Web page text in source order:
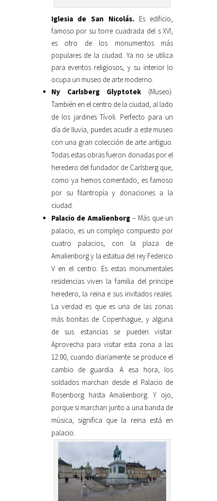
Iglesia de San Nicolás.Es edificio,
famoso por su torre cuadrada del s XVI,
es otro de los monumentos más
populares de la ciudad. Ya no se utiliza
para eventos religiosos, y su interior lo
ocupa un museo de arte moderno.
Ny Carlsberg Glyptotek (Museo).
También en el centro de la ciudad, al lado
de los jardines Tívoli. Perfecto para un
día de lluvia, puedes acudir a este museo
con una gran colección de arte antiguo.
Todas estas obras fueron donadas por el
heredero del fundador de Carlsberg que,
como ya hemos comentado, es famoso
por su filantropía y donaciones a la
ciudad.
Palacio de Amalienborg– Más que un
palacio, es un complejo compuesto por
cuatro palacios, con la plaza de
Amalienborg y la estatua del rey Federico
V en el centro. Es estas monumentales
residencias viven la familia del principe
heredero, la reina e sus invitados reales.
La verdad es que es una de las zonas
más bonitas de Copenhague, y alguna
de sus estancias se pueden visitar.
Aprovecha para visitar esta zona a las
12:00, cuando diariamente se produce el
cambio de guardia. A esa hora, los
soldados marchan desde el Palacio de
Rosenborg hasta Amalienborg. Y ojo,
porque si marchan junto a una banda de
música, significa que la reina está en
palacio.